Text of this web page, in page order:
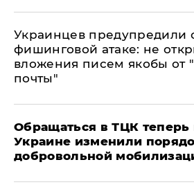
Украинцев предупредили
фишинговой атаке: не
вложения писем якобы от
почты"
Обращаться в ТЦК теперь
Украине изменили
добровольной